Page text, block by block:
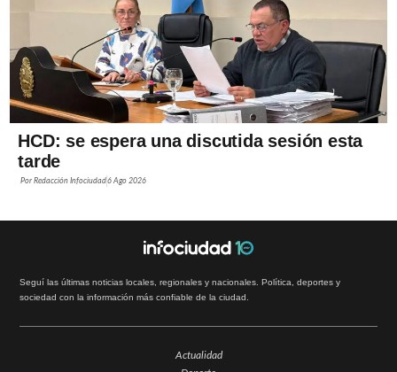
HCD: se espera una discutida sesión esta
tarde
PorRedacción Infociudad6 Ago 2026
Seguí las últimas noticias locales, regionales y nacionales. Política, deportes y
sociedad con la información más confiable de la ciudad.
Actualidad